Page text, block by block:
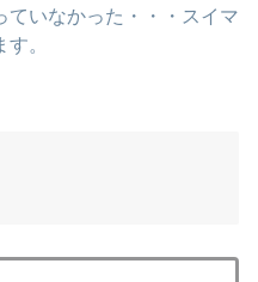
ていなかった・・・スイマ
。